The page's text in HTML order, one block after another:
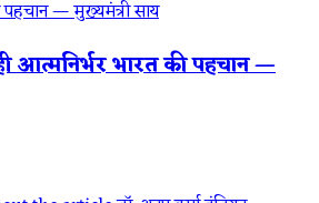
आत्मनिर्भर भारत की पहचान —